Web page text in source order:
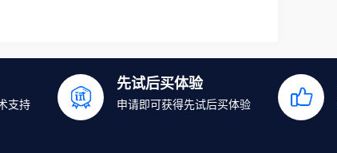
支持
先试后买体验
申请即可获得先试后买体验